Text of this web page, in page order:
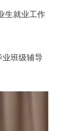
生就业工作
班级辅导